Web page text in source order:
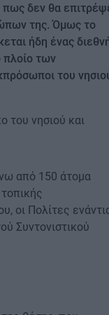
δεν θα
της. Όμως το
ήδη ένας
πλοίο των
του
του νησιού και
από 150 άτομα
οι Πολίτες
Συντονιστικού